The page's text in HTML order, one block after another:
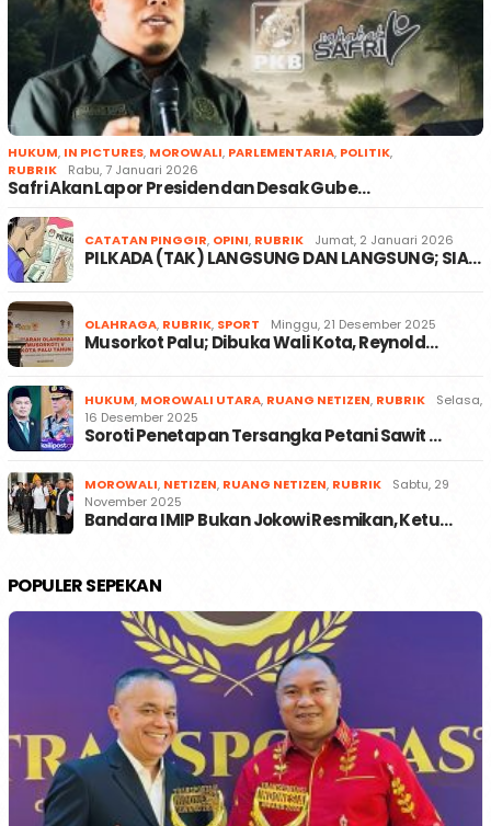
HUKUM, IN PICTURES, MOROWALI, PARLEMENTARIA, POLITIK,
RUBRIK
Rabu, 7 Januari 2026
Safri Akan Lapor Presiden dan Desak Gube…
CATATAN PINGGIR, OPINI, RUBRIK Jumat, 2 Januari 2026
PILKADA (TAK) LANGSUNG DAN LANGSUNG; SIA…
OLAHRAGA, RUBRIK, SPORT Minggu, 21 Desember 2025
Musorkot Palu; Dibuka Wali Kota, Reynold…
HUKUM, MOROWALI UTARA, RUANG NETIZEN, RUBRIK
Selasa,
16 Desember 2025
Soroti Penetapan Tersangka Petani Sawit …
MOROWALI, NETIZEN, RUANG NETIZEN, RUBRIK
Sabtu, 29
November 2025
Bandara IMIP Bukan Jokowi Resmikan, Ketu…
POPULER SEPEKAN